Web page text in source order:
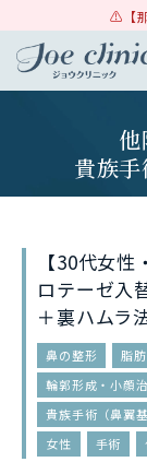
貴族手
【30代女
ロテーゼ入
＋裏ハムラ
鼻の整形 脂
輪郭形成・小顔
貴族手術（鼻翼
女性
手術